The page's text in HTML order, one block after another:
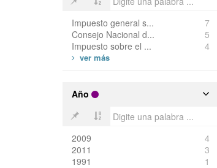
Impuesto general s...
7
Consejo Nacional d...
5
Impuesto sobre el ...
4
Año
2009
4
2011
3
1991
1